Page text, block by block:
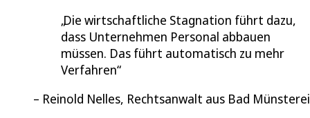
Die wirtschaftliche Stagnation führt dazu,
dass Unternehmen Personal abbauen
müssen. Das führt automatisch zu mehr
Verfahren
Reinold Nelles, Rechtsanwalt aus Bad